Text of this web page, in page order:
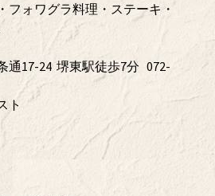
フォワグラ料理・ステーキ・
通17-24 堺東駅徒歩7分 072-
ト